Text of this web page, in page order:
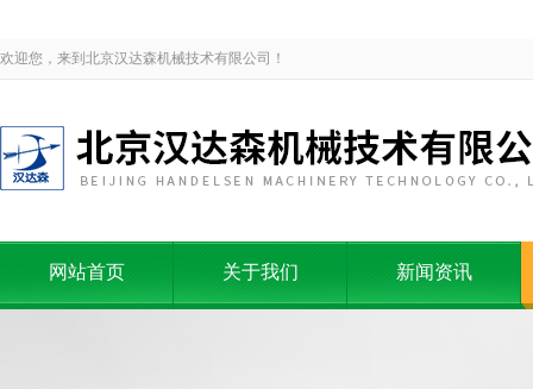
欢迎您，来到北京汉达森机械技术有限公司！
网站首页 关于我们 新闻资讯